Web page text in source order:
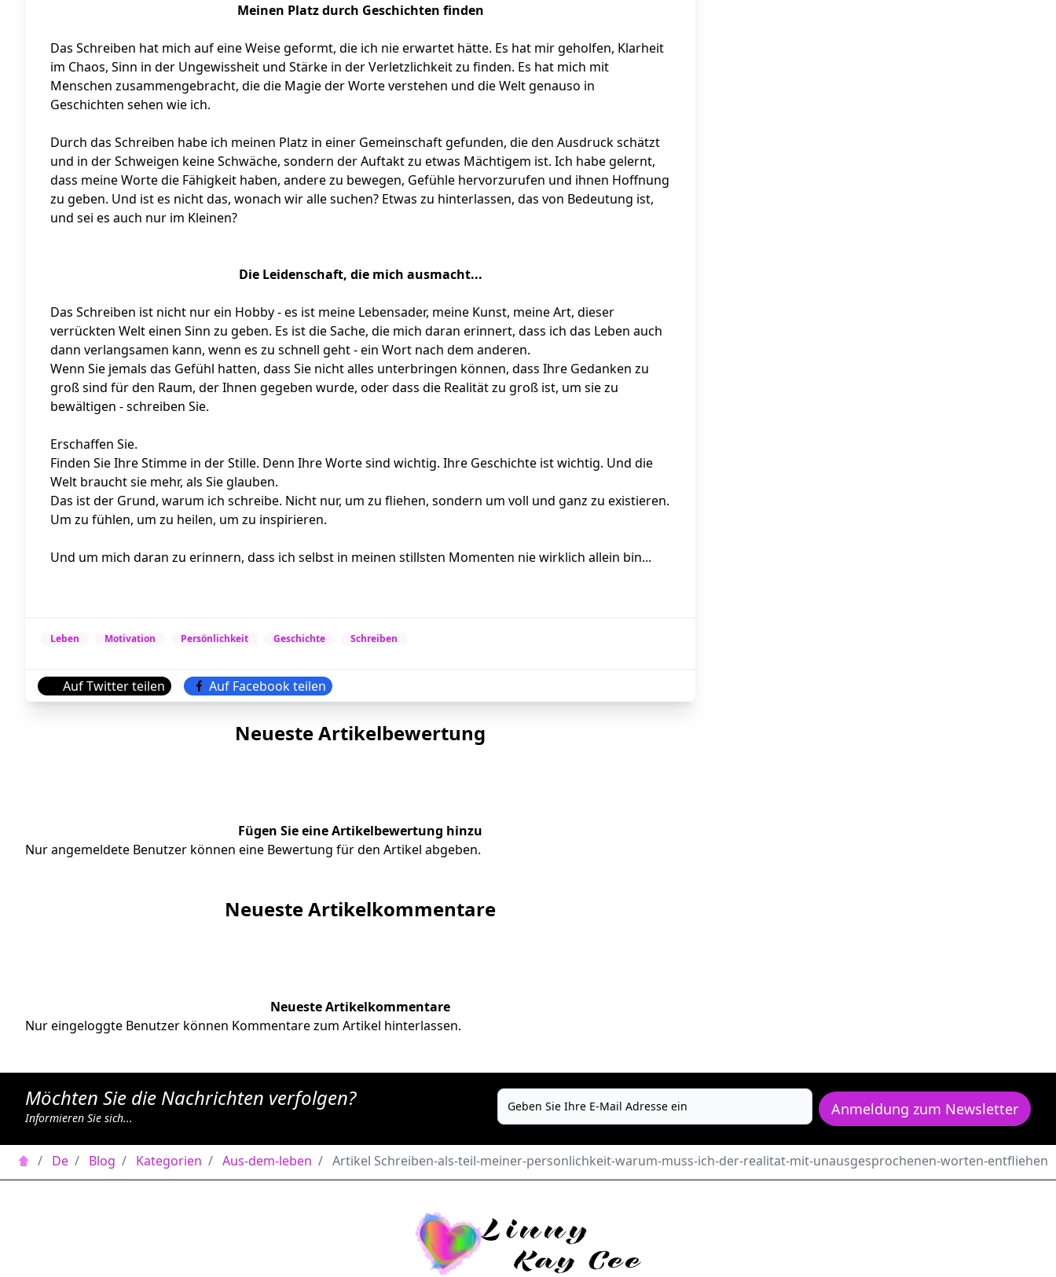
Meinen Platz durch Geschichten finden
Das Schreiben hat mich auf eine Weise geformt, die ich nie erwartet hätte. Es hat mir geholfen, Klarheit
im Chaos, Sinn in der Ungewissheit und Stärke in der Verletzlichkeit zu finden. Es hat mich mit
Menschen zusammengebracht, die die Magie der Worte verstehen und die Welt genauso in
Geschichten sehen wie ich.
Durch das Schreiben habe ich meinen Platz in einer Gemeinschaft gefunden, die den Ausdruck schätzt
und in der Schweigen keine Schwäche, sondern der Auftakt zu etwas Mächtigem ist. Ich habe gelernt,
dass meine Worte die Fähigkeit haben, andere zu bewegen, Gefühle hervorzurufen und ihnen Hoffnung
zu geben. Und ist es nicht das, wonach wir alle suchen? Etwas zu hinterlassen, das von Bedeutung ist,
und sei es auch nur im Kleinen?
Die Leidenschaft, die mich ausmacht...
Das Schreiben ist nicht nur ein Hobby - es ist meine Lebensader, meine Kunst, meine Art, dieser
verrückten Welt einen Sinn zu geben. Es ist die Sache, die mich daran erinnert, dass ich das Leben auch
dann verlangsamen kann, wenn es zu schnell geht - ein Wort nach dem anderen.
Wenn Sie jemals das Gefühl hatten, dass Sie nicht alles unterbringen können, dass Ihre Gedanken zu
groß sind für den Raum, der Ihnen gegeben wurde, oder dass die Realität zu groß ist, um sie zu
bewältigen - schreiben Sie.
Erschaffen Sie.
Finden Sie Ihre Stimme in der Stille. Denn Ihre Worte sind wichtig. Ihre Geschichte ist wichtig. Und die
Welt braucht sie mehr, als Sie glauben.
Das ist der Grund, warum ich schreibe. Nicht nur, um zu fliehen, sondern um voll und ganz zu existieren.
Um zu fühlen, um zu heilen, um zu inspirieren.
Und um mich daran zu erinnern, dass ich selbst in meinen stillsten Momenten nie wirklich allein bin...
Leben Motivation Persönlichkeit Geschichte Schreiben
Auf Twitter teilen Auf Facebook teilen
Neueste Artikelbewertung
Fügen Sie eine Artikelbewertung hinzu
Nur angemeldete Benutzer können eine Bewertung für den Artikel abgeben.
Neueste Artikelkommentare
Neueste Artikelkommentare
Nur eingeloggte Benutzer können Kommentare zum Artikel hinterlassen.
Möchten Sie die Nachrichten verfolgen?
Informieren Sie sich... Anmeldung zum Newsletter
/ De / Blog / Kategorien / Aus-dem-leben / Artikel Schreiben-als-teil-meiner-personlichkeit-warum-muss-ich-der-realitat-mit-unausgesprochenen-worten-entfliehen